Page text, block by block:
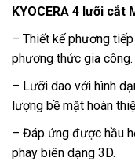
KYOCERA 4 lưỡi cắt
– Thiết kế phương
phương thức gia công.
– Lưỡi dao với hình
lượng bề mặt hoàn
– Đáp ứng được hầu
phay biên dạng 3D.